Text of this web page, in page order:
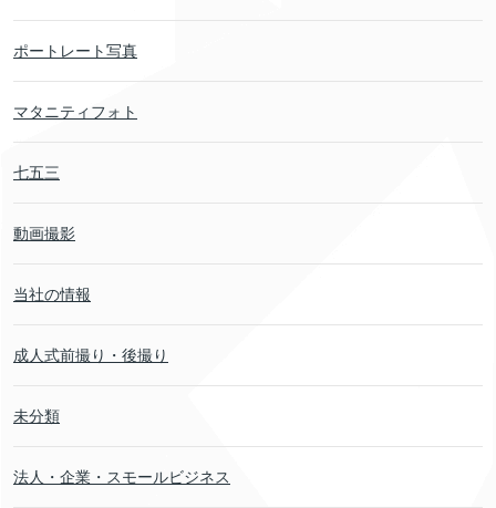
ポートレート写真
マタニティフォト
七五三
動画撮影
当社の情報
成人式前撮り・後撮り
未分類
法人・企業・スモールビジネス